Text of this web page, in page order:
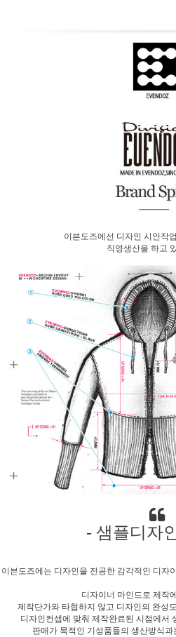
이븐도즈에선 디자인 시안작
직영생산을 하고
- 샘플디자
이븐도즈에는 디자인을 전공한 감각적인 디자
디자이너 마인드로 제작
제작단가와 타협하지 않고 디자인의 완성
디자인컨셉에 맞춰 제작완료된 시점에서
판매가 목적인 기성품들의 생산방식